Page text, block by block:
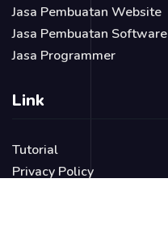
Jasa Pembuatan Website
Jasa Pembuatan Software
Jasa Programmer
Link
Tutorial
Privacy Policy